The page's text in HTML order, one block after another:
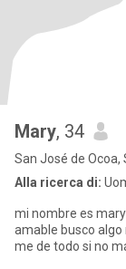
Mary, 34
San José de Ocoa,
Alla ricerca di:
mi nombre es
amable busco
me de todo si no